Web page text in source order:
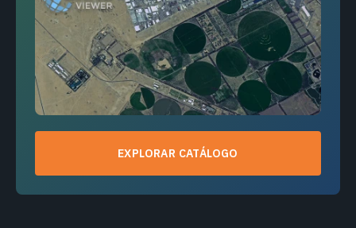
EXPLORAR CATÁLOGO